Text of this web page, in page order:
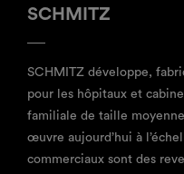
SCHMITZ
SCHMITZ développe,
pour les hôpitaux et
familiale de taille
œuvre aujourd’hui à
commerciaux sont des